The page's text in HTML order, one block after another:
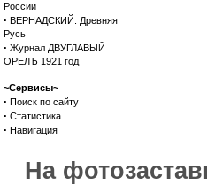
России
· ВЕРНАДСКИЙ: Древняя
Русь
· Журнал ДВУГЛАВЫЙ
ОРЕЛЪ 1921 год
~Сервисы~
· Поиск по сайту
· Статистика
· Навигация
На